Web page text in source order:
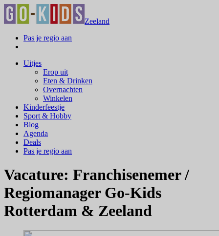
Zeeland
Pas je regio aan
Uitjes
Erop uit
Eten & Drinken
Overnachten
Winkelen
Kinderfeestje
Sport & Hobby
Blog
Agenda
Deals
Pas je regio aan
Vacature: Franchisenemer /
Regiomanager Go-Kids
Rotterdam & Zeeland